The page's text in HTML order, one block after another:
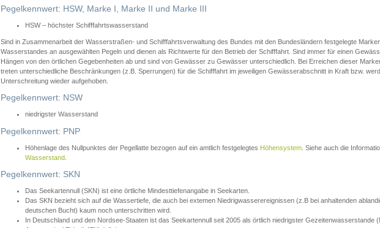
Pegelkennwert: HSW, Marke I, Marke II und Marke III
HSW – höchster Schifffahrtswasserstand
Sind in Zusammenarbeit der Wasserstraßen- und Schifffahrtsverwaltung des Bundes mit den Bundesländern festgelegte
Wasserstandes an ausgewählten Pegeln und dienen als Richtwerte für den Betrieb der Schifffahrt. Sind immer für einen
Hängen von den örtlichen Gegebenheiten ab und sind von Gewässer zu Gewässer unterschiedlich. Bei Erreichen dieser
treten unterschiedliche Beschränkungen (z.B. Sperrungen) für die Schifffahrt im jeweiligen Gewässerabschnitt in Kraft bzw.
Unterschreitung wieder aufgehoben.
Pegelkennwert: NSW
niedrigster Wasserstand
Pegelkennwert: PNP
Höhenlage des Nullpunktes der Pegellatte bezogen auf ein amtlich festgelegtes Höhensystem . Siehe auch die
Wasserstand
Pegelkennwert: SKN
Das Seekartennull (SKN) ist eine örtliche Mindesttiefenangabe in Seekarten.
Das SKN bezieht sich auf die Wassertiefe, die auch bei extemen Niedrigwasserereignissen (z.B bei anhaltenden
deutschen Bucht) kaum noch unterschritten wird.
In Deutschland und den Nordsee-Staaten ist das Seekartennull seit 2005 als örtlich niedrigster Gezeitenwasserstande